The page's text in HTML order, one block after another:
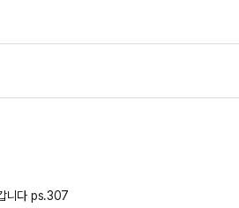
저보다 더심하신분 위안좀하게 없으면 제가직접 펠리세이드만들러갑니다 ps.307